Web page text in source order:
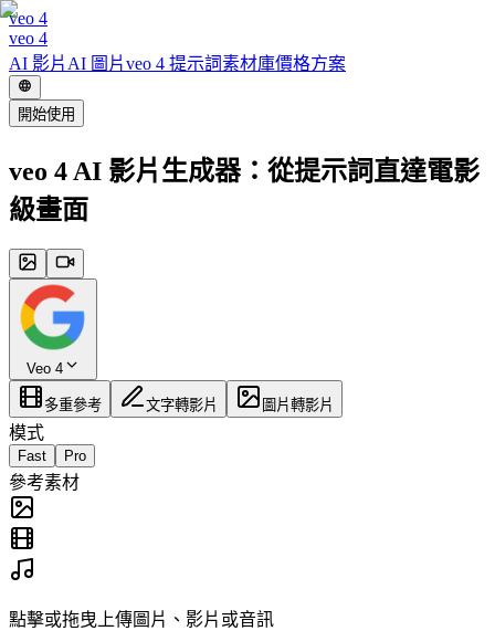
veo 4
veo 4
AI 影片 AI 圖片veo 4 提示詞素材庫價格方案
開始使用
veo 4 AI 影片生成器：從提示詞直達電影
級畫面
Veo 4
多重參考 文字轉影片 圖片轉影片
模式
Fast Pro
參考素材
點擊或拖曳上傳圖片、影片或音訊